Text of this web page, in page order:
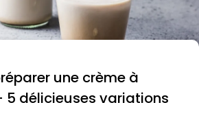
une crème à
5 délicieuses variations